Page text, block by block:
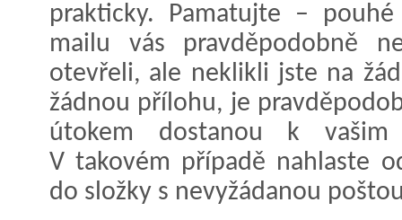
prakticky. Pamatujte –
mailu vás pravděpodobně
otevřeli, ale neklikli jste na
žádnou přílohu, je
útokem dostanou k
V takovém případě nahlaste
do složky s nevyžádanou